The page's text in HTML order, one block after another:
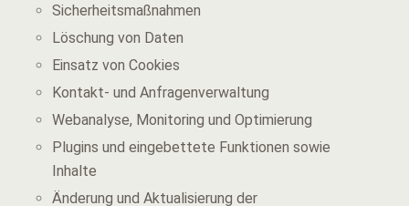
Sicherheitsmaßnahmen
Löschung von Daten
Einsatz von Cookies
Kontakt- und Anfragenverwaltung
Webanalyse, Monitoring und Optimierung
Plugins und eingebettete Funktionen sowie
Inhalte
Änderung und Aktualisierung der